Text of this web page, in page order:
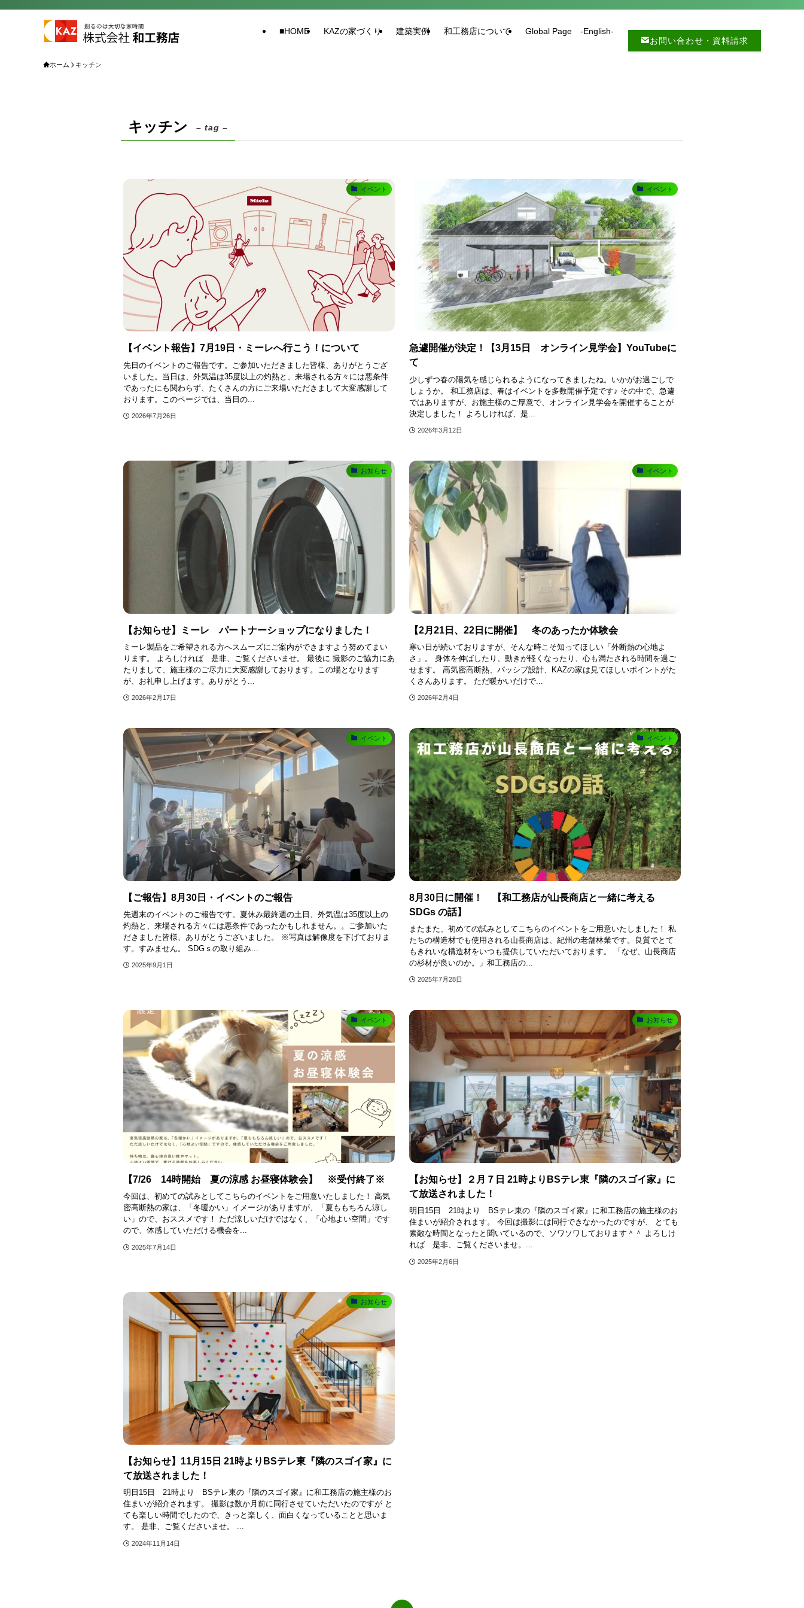
■HOME KAZの家づくり 建築実例 和工務店について
Global Page -English-
お問い合わせ・資料請求
ホーム キッチン
キッチン – tag –
イベント
【イベント報告】7月19日・ミーレへ行こう！について
先日のイベントのご報告です。ご参加いただきました皆様、ありがとうござ
いました。当日は、外気温は35度以上の灼熱と、来場される方々には悪条件
であったにも関わらず、たくさんの方にご来場いただきまして大変感謝して
おります。このページでは、当日の...
2026年7月26日
イベント
急遽開催が決定！【3月15日 オンライン見学会】YouTubeに
て
少しずつ春の陽気を感じられるようになってきましたね。いかがお過ごしで
しょうか。 和工務店は、春はイベントを多数開催予定です♪ その中で、急遽
ではありますが、お施主様のご厚意で、オンライン見学会を開催することが
決定しました！ よろしければ、是...
2026年3月12日
お知らせ
【お知らせ】ミーレ パートナーショップになりました！
ミーレ製品をご希望される方へスムーズにご案内ができますよう努めてまい
ります。 よろしければ 是非、ご覧くださいませ。 最後に 撮影のご協力にあ
たりまして、施主様のご尽力に大変感謝しております。この場となります
が、お礼申し上げます。ありがとう...
2026年2月17日
イベント
【2月21日、22日に開催】 冬のあったか体験会
寒い日が続いておりますが、そんな時こそ知ってほしい「外断熱の心地よ
さ」。 身体を伸ばしたり、動きが軽くなったり、心も満たされる時間を過ご
せます。 高気密高断熱、パッシブ設計、KAZの家は見てほしいポイントがた
くさんあります。 ただ暖かいだけで...
2026年2月4日
イベント
【ご報告】8月30日・イベントのご報告
先週末のイベントのご報告です。夏休み最終週の土日、外気温は35度以上の
灼熱と、来場される方々には悪条件であったかもしれません。。ご参加いた
だきました皆様、ありがとうございました。 ※写真は解像度を下げておりま
す。すみません。 SDGｓの取り組み...
2025年9月1日
イベント
8月30日に開催！ 【和工務店が山長商店と一緒に考える
SDGs の話】
またまた、初めての試みとしてこちらのイベントをご用意いたしました！ 私
たちの構造材でも使用される山長商店は、紀州の老舗林業です。良質でとて
もきれいな構造材をいつも提供していただいております。 「なぜ、山長商店
の杉材が良いのか。」和工務店の...
2025年7月28日
イベント
【7/26 14時開始 夏の涼感 お昼寝体験会】 ※受付終了※
今回は、初めての試みとしてこちらのイベントをご用意いたしました！ 高気
密高断熱の家は、「冬暖かい」イメージがありますが、「夏ももちろん涼し
い」ので、おススメです！ ただ涼しいだけではなく、「心地よい空間」です
ので、体感していただける機会を...
2025年7月14日
お知らせ
【お知らせ】２月７日 21時よりBSテレ東『隣のスゴイ家』に
て放送されました！
明日15日 21時より BSテレ東の『隣のスゴイ家』に和工務店の施主様のお
住まいが紹介されます。 今回は撮影には同行できなかったのですが、 とても
素敵な時間となったと聞いているので、ソワソワしております＾＾ よろしけ
れば 是非、ご覧くださいませ。...
2025年2月6日
お知らせ
【お知らせ】11月15日 21時よりBSテレ東『隣のスゴイ家』に
て放送されました！
明日15日 21時より BSテレ東の『隣のスゴイ家』に和工務店の施主様のお
住まいが紹介されます。 撮影は数か月前に同行させていただいたのですが と
ても楽しい時間でしたので、きっと楽しく、面白くなっていることと思いま
す。 是非、ご覧くださいませ。 ...
2024年11月14日